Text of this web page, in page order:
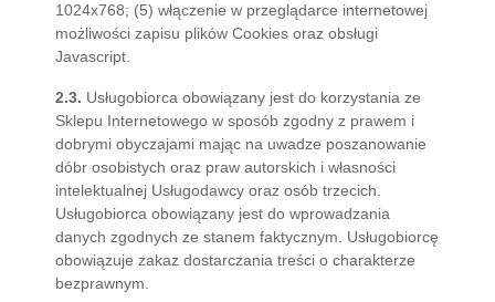
1024x768; (5) włączenie w przeglądarce internetowej
możliwości zapisu plików Cookies oraz obsługi
Javascript.
2.3. Usługobiorca obowiązany jest do korzystania ze
Sklepu Internetowego w sposób zgodny z prawem i
dobrymi obyczajami mając na uwadze poszanowanie
dóbr osobistych oraz praw autorskich i własności
intelektualnej Usługodawcy oraz osób trzecich.
Usługobiorca obowiązany jest do wprowadzania
danych zgodnych ze stanem faktycznym. Usługobiorcę
obowiązuje zakaz dostarczania treści o charakterze
bezprawnym.